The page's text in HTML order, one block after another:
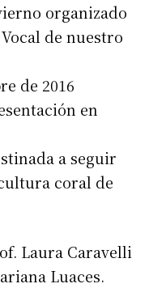
organizado
de nuestro
de 2016
en
a seguir
coral de
Laura Caravelli
Luaces.